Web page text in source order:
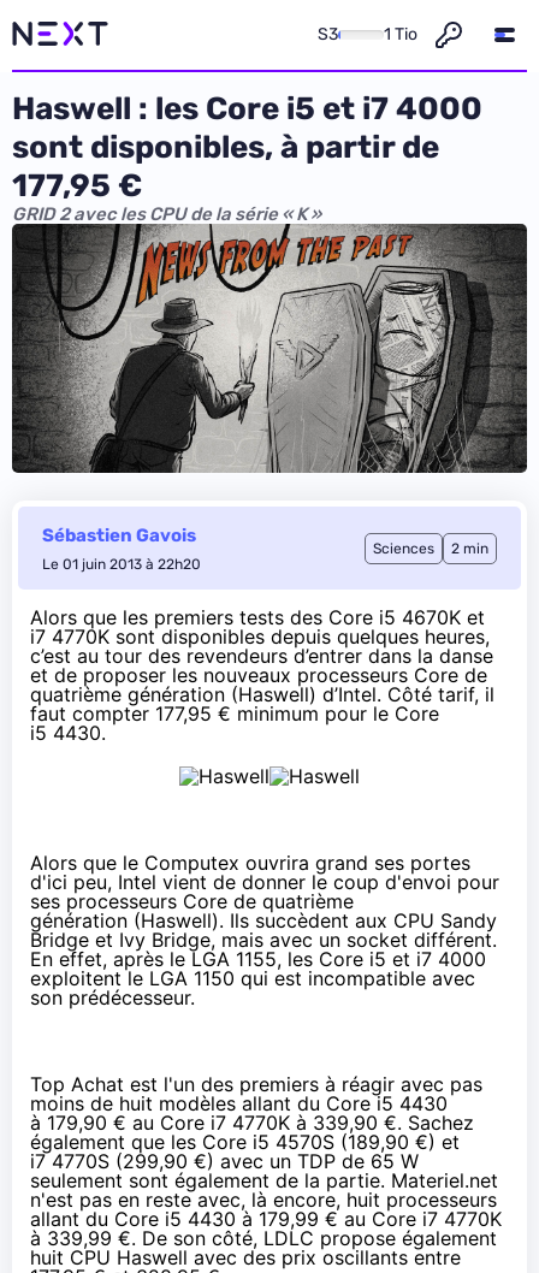
S3 1 Tio
Haswell : les Core i5 et i7 4000
sont disponibles, à partir de
177,95 €
GRID 2 avec les CPU de la série « K »
Sébastien Gavois
Le 01 juin 2013 à 22h20
Sciences 2 min
Alors que les premiers tests des Core i5 4670K et
i7 4770K sont disponibles depuis quelques heures,
c’est au tour des revendeurs d’entrer dans la danse
et de proposer les nouveaux processeurs Core de
quatrième génération (Haswell) d’Intel. Côté tarif, il
faut compter 177,95 € minimum pour le Core
i5 4430.
Alors que le Computex ouvrira grand ses portes
d'ici peu, Intel vient de donner le coup d'envoi pour
ses processeurs Core de quatrième
génération (Haswell). Ils succèdent aux CPU Sandy
Bridge et Ivy Bridge, mais avec un socket différent.
En effet, après le LGA 1155, les Core i5 et i7 4000
exploitent le LGA 1150 qui est incompatible avec
son prédécesseur.
Top Achat est l'un des premiers à réagir avec pas
moins de huit modèles allant du Core i5 4430
à 179,90 € au Core i7 4770K à 339,90 €. Sachez
également que les Core i5 4570S (189,90 €) et
i7 4770S (299,90 €) avec un TDP de 65 W
seulement sont également de la partie. Materiel.net
n'est pas en reste avec, là encore, huit processeurs
allant du Core i5 4430 à 179,99 € au Core i7 4770K
à 339,99 €. De son côté, LDLC propose également
huit CPU Haswell avec des prix oscillants entre